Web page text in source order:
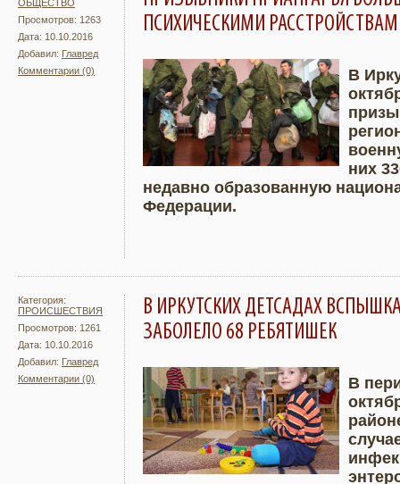
ОБЩЕСТВО
Просмотров: 1263
Дата: 10.10.2016
Добавил: Главред
Комментарии (0)
ПСИХИЧЕСКИМИ
Подробнее
В
них
недавно образованную
Федерации.
Категория:
ПРОИСШЕСТВИЯ
Просмотров: 1261
Дата: 10.10.2016
Добавил: Главред
Комментарии (0)
В ИРКУТСКИХ ДЕТСАДАХ
ЗАБОЛЕЛО 68 РЕБЯТИШЕК
Подробнее
В